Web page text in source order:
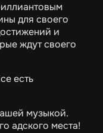
для своего
и
ждут своего
есть
музыкой.
адского места!